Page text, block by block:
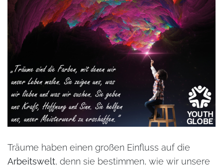
Träume haben einen großen Einfluss auf die
Arbeitswelt, denn sie bestimmen, wie wir unsere